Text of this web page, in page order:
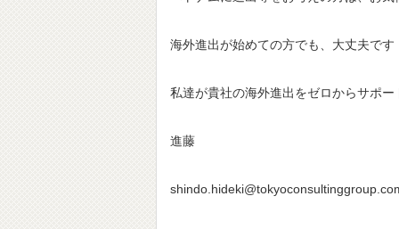
海外進出が始めての方でも、大丈夫です
私達が貴社の海外進出を
進藤